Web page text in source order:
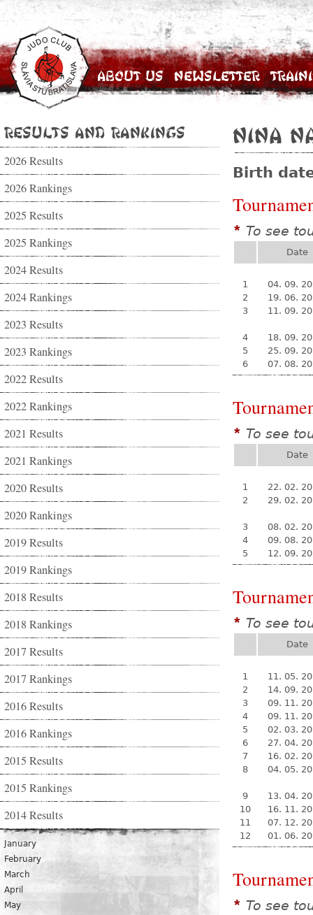
About Us Newsletter
Results and Rankings
2026 Results
2026 Rankings
2025 Results
2025 Rankings
2024 Results
2024 Rankings
2023 Results
2023 Rankings
2022 Results
2022 Rankings
2021 Results
2021 Rankings
2020 Results
2020 Rankings
2019 Results
2019 Rankings
2018 Results
2018 Rankings
2017 Results
2017 Rankings
2016 Results
2016 Rankings
2015 Results
2015 Rankings
2014 Results
January
February
March
April
May
Nina
Birth
* To see
Date
1
04. 09.
2
19. 06.
3
11. 09.
4
18. 09.
5
25. 09.
6
07. 08.
* To see
Date
1
22. 02.
2
29. 02.
3
08. 02.
4
09. 08.
5
12. 09.
* To see
Date
1
11. 05.
2
14. 09.
3
09. 11.
4
09. 11.
5
02. 03.
6
27. 04.
7
16. 02.
8
04. 05.
9
13. 04.
10
16. 11.
11
07. 12.
12
01. 06.
* To see